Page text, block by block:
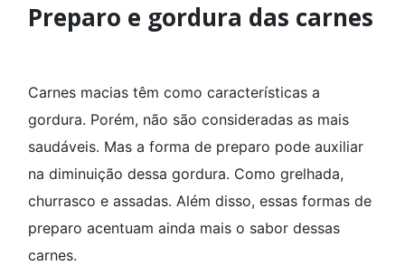
Preparo e gordura das carnes
Carnes macias têm como características a
gordura. Porém, não são consideradas as mais
saudáveis. Mas a forma de preparo pode auxiliar
na diminuição dessa gordura. Como grelhada,
churrasco e assadas. Além disso, essas formas de
preparo acentuam ainda mais o sabor dessas
carnes.